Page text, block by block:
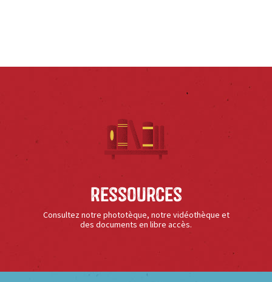
Ressources
Consultez notre phototèque, notre vidéothèque et
des documents en libre accès.